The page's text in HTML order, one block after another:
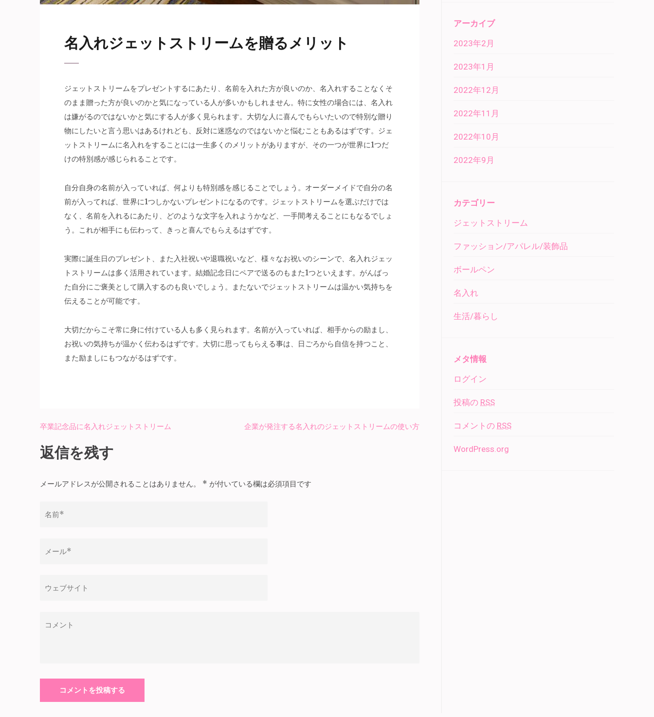
名入れジェットストリームを贈るメリット
ジェットストリームをプレゼントするにあたり、名前を入れた方が良いのか、名入れすることなくそ
のまま贈った方が良いのかと気になっている人が多いかもしれません。 特に女性の場合には、名入れ
は嫌がるのではないかと気にする人が多く見られます。大切な人に喜んでもらいたいので特別な贈り
物にしたいと言う思いはあるけれども、反対に迷惑なのではないかと悩むこともあるはずです。ジェ
ットストリームに名入れをすることには一生多くのメリットがありますが、その一つが世界に1つだ
けの特別感が感じられることです。
自分自身の名前が入っていれば、何よりも特別感を感じることでしょう。オーダーメイドで自分の名
前が入ってれば、世界に1つしかないプレゼントになるのです。ジェットストリームを選ぶだけでは
なく、名前を入れるにあたり、どのような文字を入れようかなど、一手間考えることにもなるでしょ
う。これが相手にも伝わって、きっと喜んでもらえるはずです。
実際に誕生日のプレゼント、また入社祝いや退職祝いなど、様々なお祝いのシーンで、名入れジェッ
トストリームは多く活用されています。結婚記念日にペアで送るのもまた1つといえます。がんばっ
た自分にご褒美として購入するのも良いでしょう。またないでジェットストリームは温かい気持ちを
伝えることが可能です。
大切だからこそ常に身に付けている人も多く見られます。名前が入っていれば、相手からの励まし、
お祝いの気持ちが温かく伝わるはずです。大切に思ってもらえる事は、日ごろから自信を持つこと、
また励ましにもつながるはずです。
稿
ナ
ビ
ゲ
シ
ン
卒業記念品に名入れジェットストリーム 企業が発注する名入れのジェットストリームの使い方
返信を残す
メールアドレスが公開されることはありません。 * が付いている欄は必須項目です
アーカイブ
2023年2月
2023年1月
2022年12月
2022年11月
2022年10月
2022年9月
カテゴリー
ジェットストリーム
ファッション/アパレル/装飾品
ボールペン
名入れ
生活/暮らし
メタ情報
ログイン
投稿の RSS
コメントの RSS
WordPress.org